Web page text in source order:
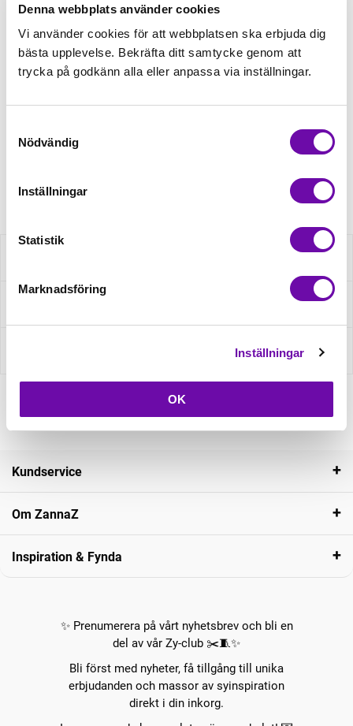
Denna webbplats använder cookies
Vi använder cookies för att webbplatsen ska erbjuda dig
bästa upplevelse. Bekräfta ditt samtycke genom att
trycka på godkänn alla eller anpassa via inställningar.
Nödvändig
Inställningar
Statistik
Marknadsföring
Inställningar
OK
välj sedan matchande tillbehör
Tråd matchande +45,00kr
Minsta beställning: 0.5 m
Kundservice
Om ZannaZ
Inspiration & Fynda
✨ Prenumerera på vårt nyhetsbrev och bli en
del av vår Zy-club ✂️🧵✨
Bli först med nyheter, få tillgång till unika
erbjudanden och massor av syinspiration
direkt i din inkorg.